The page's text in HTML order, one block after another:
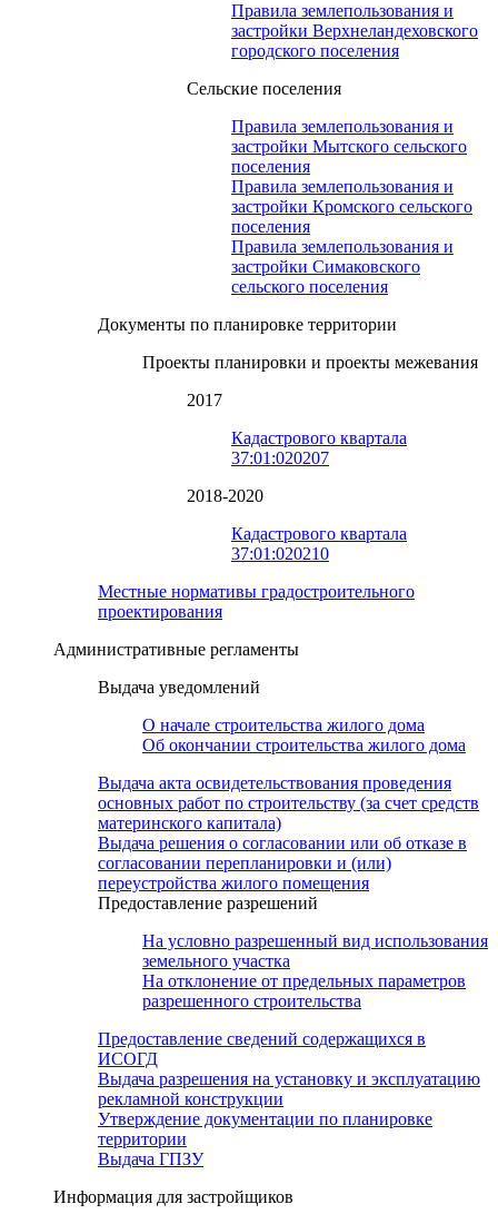
Правила землепользования и
застройки Верхнеландеховского
городского поселения
Сельские поселения
Правила землепользования и
застройки Мытского сельского
поселения
Правила землепользования и
застройки Кромского сельского
поселения
Правила землепользования и
застройки Симаковского
сельского поселения
Документы по планировке территории
Проекты планировки и проекты межевания
2017
Кадастрового квартала
37:01:020207
2018-2020
Кадастрового квартала
37:01:020210
Местные нормативы градостроительного
проектирования
Административные регламенты
Выдача уведомлений
О начале строительства жилого дома
Об окончании строительства жилого дома
Выдача акта освидетельствования проведения
основных работ по строительству (за счет средств
материнского капитала)
Выдача решения о согласовании или об отказе в
согласовании перепланировки и (или)
переустройства жилого помещения
Предоставление разрешений
На условно разрешенный вид использования
земельного участка
На отклонение от предельных параметров
разрешенного строительства
Предоставление сведений содержащихся в
ИСОГД
Выдача разрешения на установку и эксплуатацию
рекламной конструкции
Утверждение документации по планировке
территории
Выдача ГПЗУ
Информация для застройщиков